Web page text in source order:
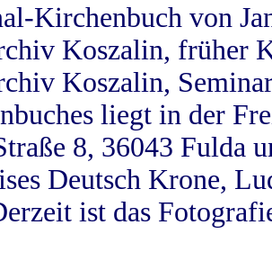
Kirchenbuch von
Koszalin, früher
Koszalin,
liegt in der
8, 36043 Fulda
Deutsch Krone,
ist das